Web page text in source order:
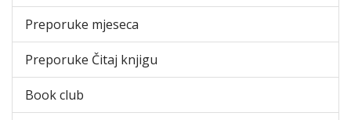
Preporuke mjeseca
Preporuke Čitaj knjigu
Book club